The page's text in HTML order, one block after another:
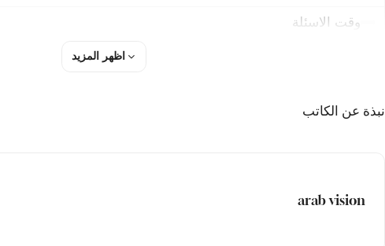
وقت الاسئلة
الحلقة العاشرة
اظهر المزيد
نبذة عن الكاتب
arab vision